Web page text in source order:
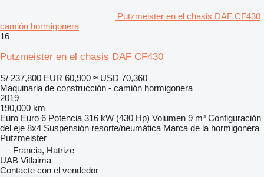
Putzmeister en el chasis DAF CF430
camión hormigonera
16
Putzmeister en el chasis DAF CF430
S/ 237,800 EUR 60,900 ≈ USD 70,360
Maquinaria de construcción - camión hormigonera
2019
190,000 km
Euro Euro 6 Potencia 316 kW (430 Hp) Volumen 9 m³ Configuración
del eje 8x4 Suspensión resorte/neumática Marca de la hormigonera
Putzmeister
Francia, Hatrize
UAB Vitlaima
Contacte con el vendedor